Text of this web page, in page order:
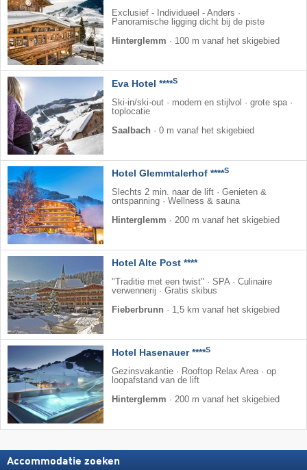
Exclusief - Individueel - Anders ·
Panoramische ligging dicht bij de piste
Hinterglemm · 100 m vanaf het skigebied
Eva Hotel ****S
Ski-in/ski-out · modern en stijlvol · grote spa ·
toplocatie
Saalbach · 0 m vanaf het skigebied
Hotel Glemmtalerhof ****S
Slechts 2 min. naar de lift · Genieten &
ontspanning · Wellness & sauna
Hinterglemm · 200 m vanaf het skigebied
Hotel Alte Post ****
"Traditie met een twist" · SPA · Culinaire
verwennerij · Gratis skibus
Fieberbrunn · 1,5 km vanaf het skigebied
Hotel Hasenauer ****S
Gezinsvakantie · Rooftop Relax Area · op
loopafstand van de lift
Hinterglemm · 200 m vanaf het skigebied
Accommodatie zoeken